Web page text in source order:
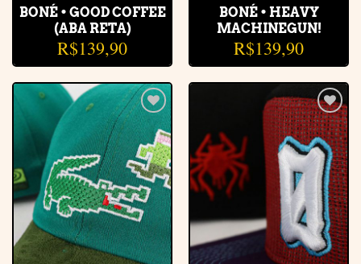
BONÉ • GOOD COFFEE
(ABA RETA)
R$139,90
BONÉ • HEAVY
MACHINEGUN!
R$139,90
Adicionar
à lista de
desejos
Adicionar
à lista de
desejos